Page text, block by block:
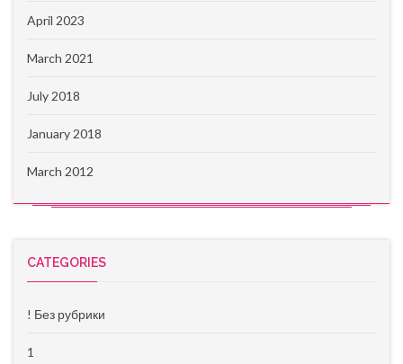
April 2023
March 2021
July 2018
January 2018
March 2012
CATEGORIES
! Без рубрики
1